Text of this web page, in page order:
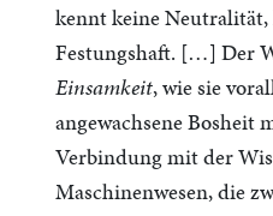
kennt keine
Festungshaft. […] Der
Einsamkeit, wie sie
angewachsene Bosheit
Verbindung mit der
Maschinenwesen, die